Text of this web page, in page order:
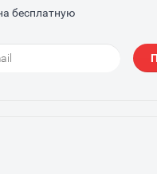
бесплатную